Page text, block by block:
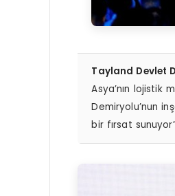
Tayland Devlet
Asya’nın lojistik
Demiryolu’nun
bir fırsat